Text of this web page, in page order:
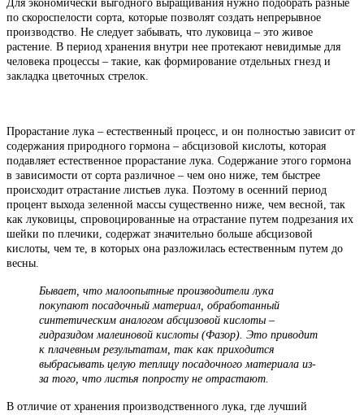
Для экономически выгодного выращивания нужно подобрать разные
по скороспелости сорта, которые позволят создать непрерывное
производство. Не следует забывать, что луковица – это живое
растение. В период хранения внутри нее протекают невидимые для
человека процессы – такие, как формирование отдельных гнезд и
закладка цветочных стрелок.
Прорастание лука – естественный процесс, и он полностью зависит от
содержания природного гормона – абсцизовой кислоты, которая
подавляет естественное прорастание лука. Содержание этого гормона
в зависимости от сорта различное – чем оно ниже, тем быстрее
происходит отрастание листьев лука. Поэтому в осенний период
процент выхода зеленной массы существенно ниже, чем весной, так
как луковицы, спровоцированные на отрастание путем подрезания их
шейки по плечики, содержат значительно больше абсцизовой
кислоты, чем те, в которых она разложилась естественным путем до
весны.
Бывает, что малоопытные производители лука
покупают посадочный материал, обработанный
синтетическим аналогом абсцизовой кислоты –
гидразидом малеиновой кислоты (Фазор). Это приводит
к плачевным результатам, так как приходится
выбрасывать целую теплицу посадочного материала из-
за того, что листья попросту не отрастают.
В отличие от хранения производственного лука, где лучший